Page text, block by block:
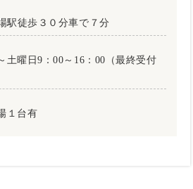
駅徒歩３０分車で７分
土曜日9：00～16：00（最終受付
１台有